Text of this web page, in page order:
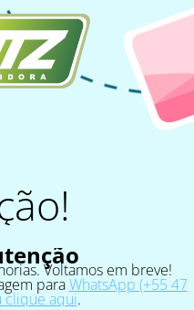
Voltamos em breve!
paraWhatsApp (+55 47
clique aqui.